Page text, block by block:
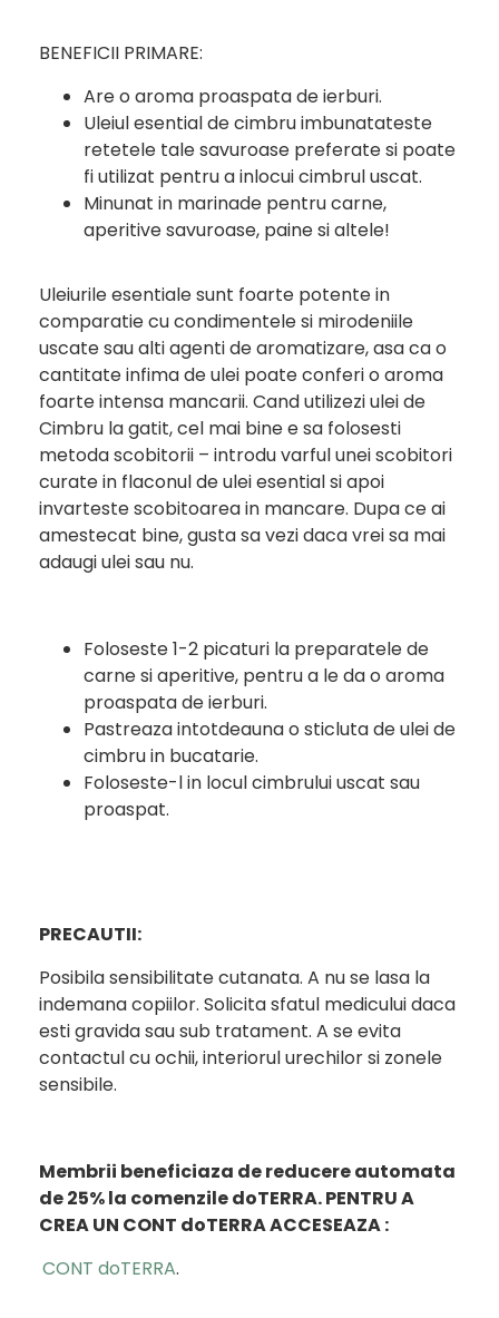
BENEFICII PRIMARE:
Are o aroma proaspata de ierburi.
Uleiul esential de cimbru imbunatateste
retetele tale savuroase preferate si poate
fi utilizat pentru a inlocui cimbrul uscat.
Minunat in marinade pentru carne,
aperitive savuroase, paine si altele!
Uleiurile esentiale sunt foarte potente in
comparatie cu condimentele si mirodeniile
uscate sau alti agenti de aromatizare, asa ca o
cantitate infima de ulei poate conferi o aroma
foarte intensa mancarii. Cand utilizezi ulei de
Cimbru la gatit, cel mai bine e sa folosesti
metoda scobitorii – introdu varful unei scobitori
curate in flaconul de ulei esential si apoi
invarteste scobitoarea in mancare. Dupa ce ai
amestecat bine, gusta sa vezi daca vrei sa mai
adaugi ulei sau nu.
Foloseste 1-2 picaturi la preparatele de
carne si aperitive, pentru a le da o aroma
proaspata de ierburi.
Pastreaza intotdeauna o sticluta de ulei de
cimbru in bucatarie.
Foloseste-l in locul cimbrului uscat sau
proaspat.
PRECAUTII:
Posibila sensibilitate cutanata. A nu se lasa la
indemana copiilor. Solicita sfatul medicului daca
esti gravida sau sub tratament. A se evita
contactul cu ochii, interiorul urechilor si zonele
sensibile.
Membrii beneficiaza de reducere automata
de 25% la comenzile doTERRA.PENTRU A
CREA UN CONT doTERRA ACCESEAZA :
CONT doTERRA.